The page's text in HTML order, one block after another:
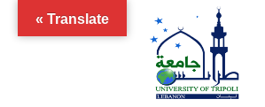
Translate »